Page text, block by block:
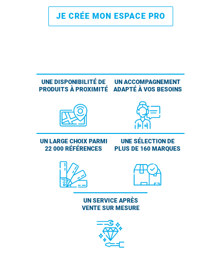
JE CRÉE MON ESPACE PRO
UNE DISPONIBILITÉ DE
PRODUITS À PROXIMITÉ
UN ACCOMPAGNEMENT
ADAPTÉ À VOS BESOINS
UN LARGE CHOIX PARMI
22 000 RÉFÉRENCES
UNE SÉLECTION DE
PLUS DE 160 MARQUES
UN SERVICE APRÈS
VENTE SUR MESURE